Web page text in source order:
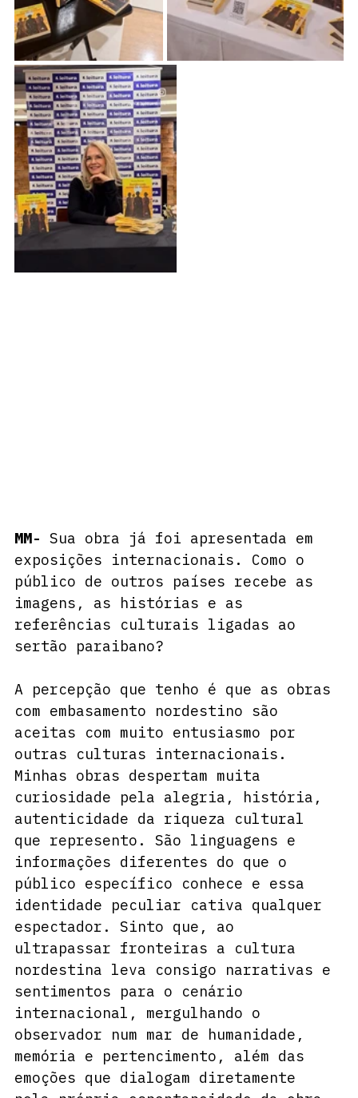
MM- Sua obra já foi apresentada em
exposições internacionais. Como o
público de outros países recebe as
imagens, as histórias e as
referências culturais ligadas ao
sertão paraibano?
A percepção que tenho é que as obras
com embasamento nordestino são
aceitas com muito entusiasmo por
outras culturas internacionais.
Minhas obras despertam muita
curiosidade pela alegria, história,
autenticidade da riqueza cultural
que represento. São linguagens e
informações diferentes do que o
público específico conhece e essa
identidade peculiar cativa qualquer
espectador. Sinto que, ao
ultrapassar fronteiras a cultura
nordestina leva consigo narrativas e
sentimentos para o cenário
internacional, mergulhando o
observador num mar de humanidade,
memória e pertencimento, além das
emoções que dialogam diretamente